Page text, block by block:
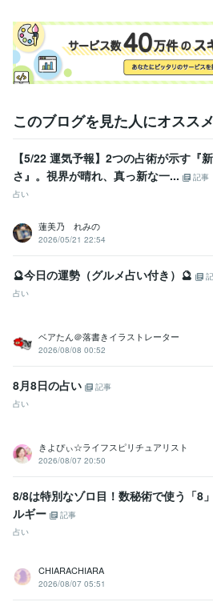
このブログを見た人にオススメ
【5/22 運気予報】2つの占術が示す『
さ』。視界が晴れ、真っ新な一...
記事
占い
蓮美乃 れみの
2026/05/21 22:54
🔮今日の運勢（グルメ占い付き）🔮
占い
ベアたん＠落書きイラストレーター
2026/08/08 00:52
8月8日の占い
記事
占い
きよぴぃ☆ライフスピリチュアリスト
2026/08/07 20:50
8/8は特別なゾロ目！数秘術で使う「8
ルギー
記事
占い
CHIARACHIARA
2026/08/07 05:51